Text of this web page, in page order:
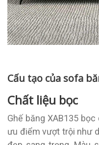
Cấu tạo của sofa
Chất liệu bọc
Ghế băng XAB135
ưu điểm vượt trội như